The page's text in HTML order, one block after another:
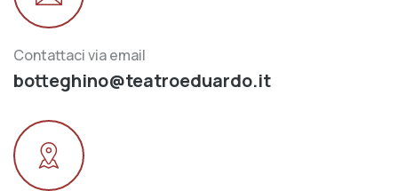
Contattaci via email
botteghino@teatroeduardo.it